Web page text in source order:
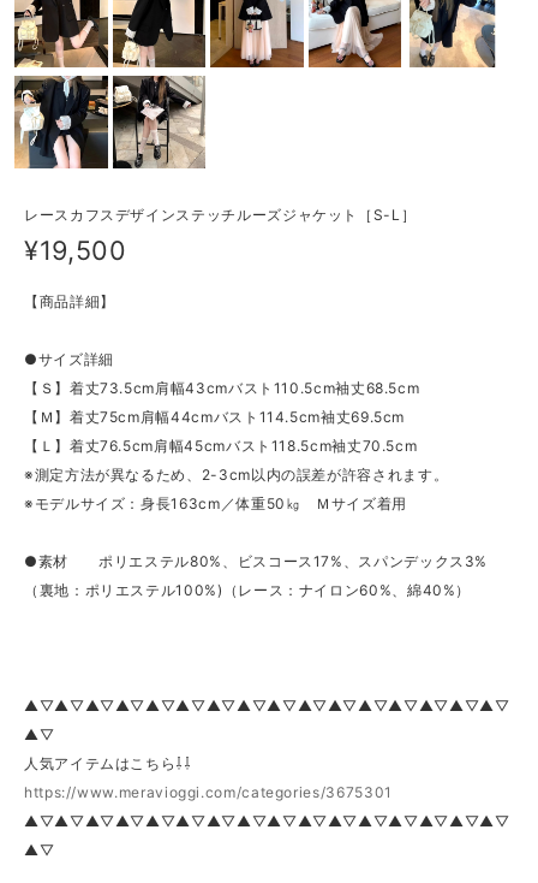
レースカフスデザインステッチルーズジャケット［S-L］
¥19,500
【商品詳細】
●サイズ詳細
【Ｓ】着丈73.5cm肩幅43cmバスト110.5cm袖丈68.5cm
【Ｍ】着丈75cm肩幅44cmバスト114.5cm袖丈69.5cm
【Ｌ】着丈76.5cm肩幅45cmバスト118.5cm袖丈70.5cm
※測定方法が異なるため、2-3cm以内の誤差が許容されます。
※モデルサイズ：身長163cm／体重50㎏ Ｍサイズ着用
●素材 ポリエステル80%、ビスコース17%、スパンデックス3%
（裏地：ポリエステル100%)（レース：ナイロン60%、綿40%）
▲▽▲▽▲▽▲▽▲▽▲▽▲▽▲▽▲▽▲▽▲▽▲▽▲▽▲▽▲▽▲▽
▲▽
人気アイテムはこちら⇩⇩
https://www.meravioggi.com/categories/3675301
▲▽▲▽▲▽▲▽▲▽▲▽▲▽▲▽▲▽▲▽▲▽▲▽▲▽▲▽▲▽▲▽
▲▽